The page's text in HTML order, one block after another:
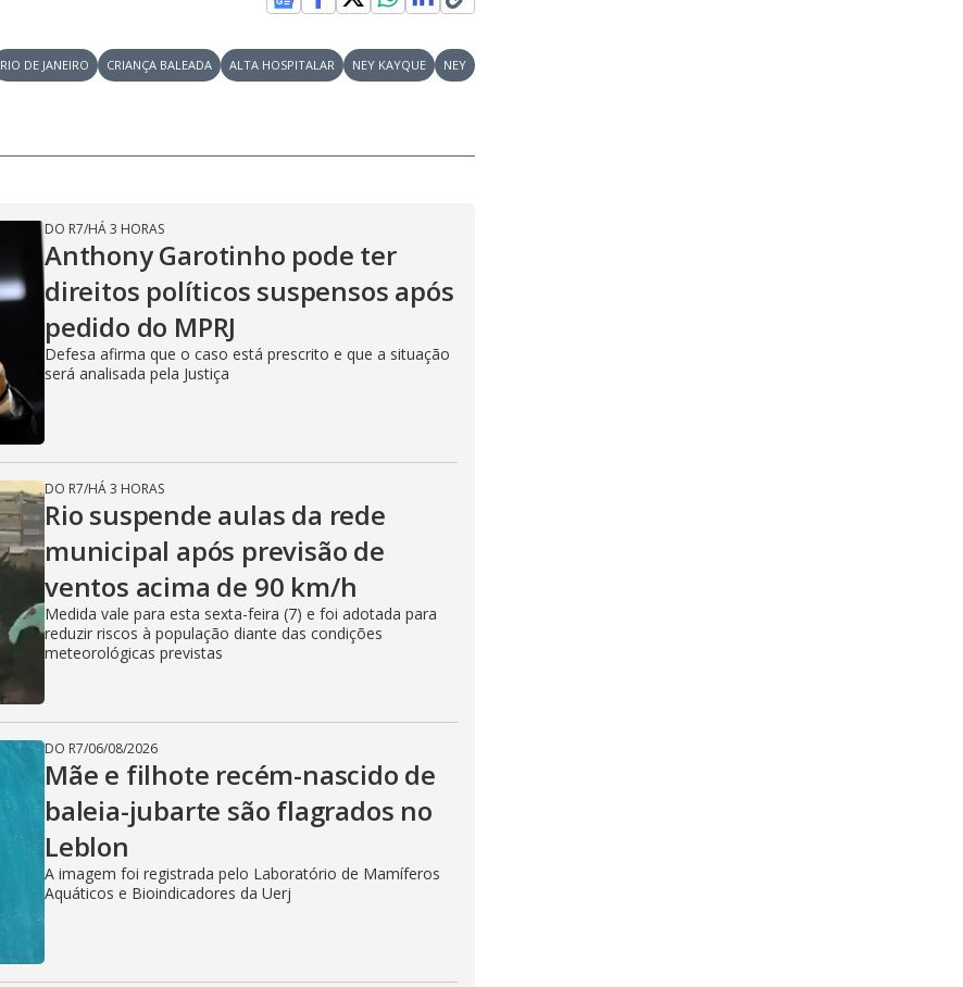
RIO DE JANEIRO CRIANÇA BALEADA ALTA HOSPITALAR NEY KAYQUE NEY
DO R7/HÁ 3 HORAS
Anthony Garotinho pode ter
direitos políticos suspensos após
pedido do MPRJ
Defesa afirma que o caso está prescrito e que a situação
será analisada pela Justiça
DO R7/HÁ 3 HORAS
Rio suspende aulas da rede
municipal após previsão de
ventos acima de 90 km/h
Medida vale para esta sexta-feira (7) e foi adotada para
reduzir riscos à população diante das condições
meteorológicas previstas
DO R7/06/08/2026
Mãe e filhote recém-nascido de
baleia-jubarte são flagrados no
Leblon
A imagem foi registrada pelo Laboratório de Mamíferos
Aquáticos e Bioindicadores da Uerj